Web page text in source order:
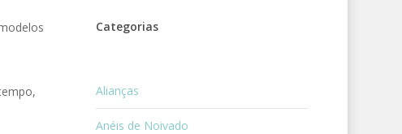
Categorias
Alianças
Anéis de Noivado